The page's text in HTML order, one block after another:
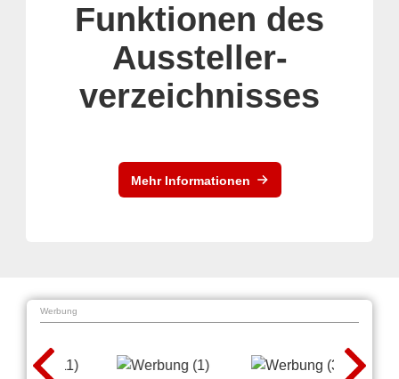
Funktionen des
Aussteller-
verzeichnisses
Mehr Informationen
Werbung